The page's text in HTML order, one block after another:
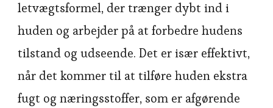
letvægtsformel, der trænger dybt ind i
huden og arbejder på at forbedre hudens
tilstand og udseende. Det er især effektivt,
når det kommer til at tilføre huden ekstra
fugt og næringsstoffer, som er afgørende